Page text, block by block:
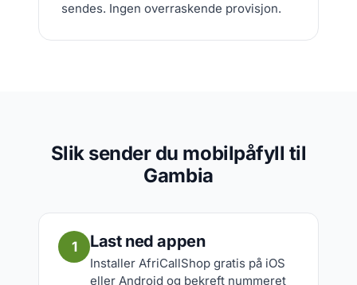
sendes. Ingen overraskende provisjon.
Slik sender du mobilpåfyll til
Gambia
1 Last ned appen
Installer AfriCallShop gratis på iOS
eller Android og bekreft nummeret